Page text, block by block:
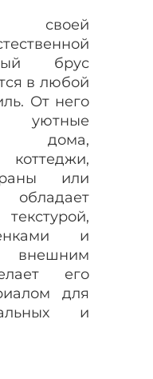
своей
брус
в любой
От него
уютные
дома,
или
обладает
и
внешним
его
для
и